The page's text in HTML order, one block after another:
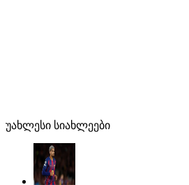
უახლესი სიახლეები